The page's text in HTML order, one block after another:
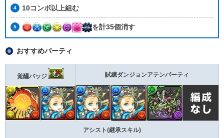
10コンボ以上組む
を計35個消す
おすすめパーティ
覚醒バッジ 試練ダンジョンアテンパーティ
アシスト(継承スキル)